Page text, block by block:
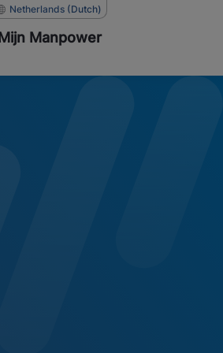
Netherlands (Dutch)
Mijn Manpower